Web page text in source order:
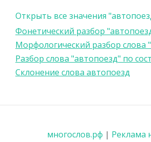
Открыть все значения
Фонетический разбор
Морфологический разбор слова
Разбор слова "автопоезд" по
Склонение слова автопоезд
многослов.рф | Реклама